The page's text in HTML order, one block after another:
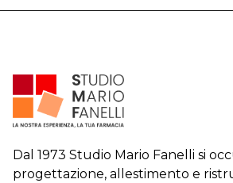
Dal 1973 Studio Mario Fanelli si
progettazione, allestimento e